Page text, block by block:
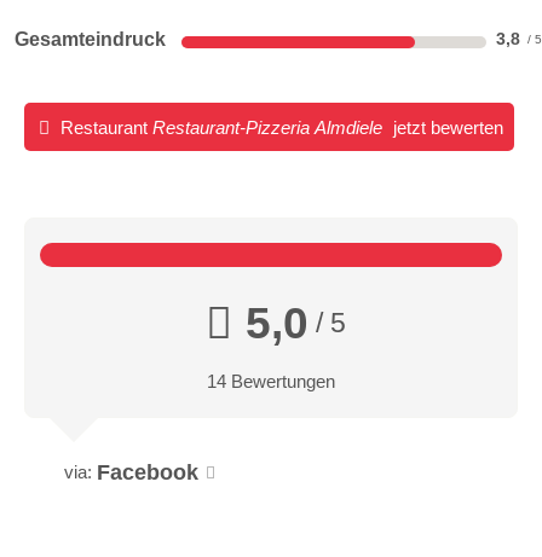
Gesamteindruck 3,8
Restaurant Restaurant-Pizzeria Almdiele jetzt bewerten
5,0 / 5
14 Bewertungen
via: Facebook